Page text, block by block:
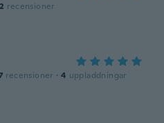
recensioner
recensioner · 4 uppladdningar